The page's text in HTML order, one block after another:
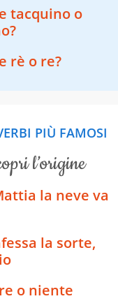
tacquino o
rè o re?
PIÙ FAMOSI
l’origine
la neve va
la sorte,
o niente